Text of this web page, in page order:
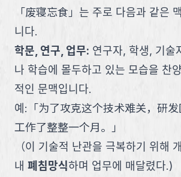
「废寝忘食 」 는 주로 다음과 같은
니다.
학문, 연구, 업무: 연구자, 학생, 기술
나 학습에 몰두하고 있는 모습을 찬
적인 문맥입니다.
예: 「为了攻克这个技术难关，研发
工作了整整一个月。
」
（이 기술적 난관을 극복하기 위해
내 폐침망식하며 업무에 매달렸다.)